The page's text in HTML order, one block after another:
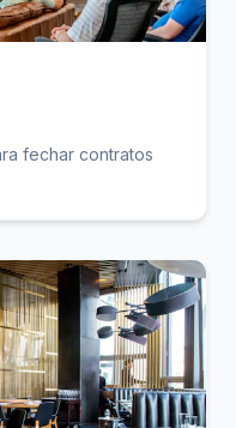
fechar contratos